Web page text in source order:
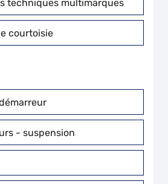
techniques multimarques
courtoisie
- suspension